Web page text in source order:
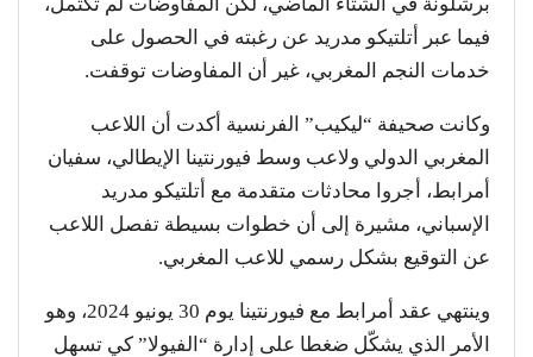
فيما عبر أتلتيكو مدريد عن رغبته في الحصول على
خدمات النجم المغربي، غير أن المفاوضات توقفت.
وكانت صحيفة “ليكيب” الفرنسية أكدت أن اللاعب
المغربي الدولي ولاعب وسط فيورنتينا الإيطالي، سفيان
أمرابط، أجروا محادثات متقدمة مع أتلتيكو مدريد
الإسباني، مشيرة إلى أن خطوات بسيطة تفصل اللاعب
عن التوقيع بشكل رسمي للاعب المغربي.
وينتهي عقد أمرابط مع فيورنتينا يوم 30 يونيو 2024، وهو
الأمر الذي يشكّل ضغطا على إدارة “الفيولا” كي تسهل